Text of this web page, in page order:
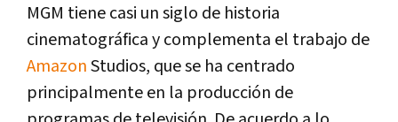
MGM tiene casi un siglo de historia
cinematográfica y complementa el trabajo de
AmazonStudios, que se ha centrado
principalmente en la producción de